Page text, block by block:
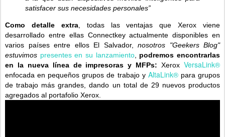
satisfacer sus necesidades personales”
Como detalle extra, todas las ventajas que Xerox viene
desarrollado entre ellas Connectkey actualmente disponibles en
varios países entre ellos El Salvador, nosotros "Geekers Blog"
estuvimos presentes en su lanzamiento,
podremos encontrarlas
en la nueva línea de impresoras y MFPs: XeroxVersaLink®
enfocada en pequeños grupos de trabajo y AltaLink®para grupos
de trabajo más grandes, dando un total de 29 nuevos productos
agregados al portafolio Xerox.